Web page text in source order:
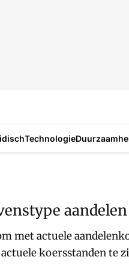
Technologie
aandelen
met actuele
koersstanden te